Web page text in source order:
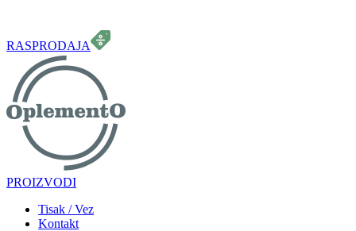
RASPRODAJA
PROIZVODI
Tisak / Vez
Kontakt